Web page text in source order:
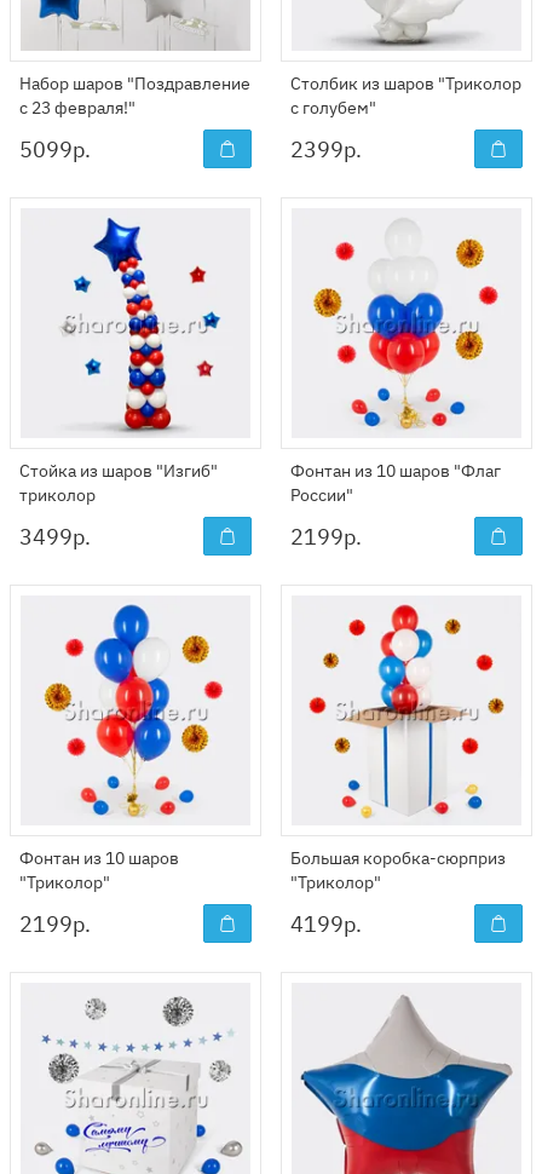
Набор шаров "Поздравление
с 23 февраля!"
5099р.
Столбик из шаров "Триколор
с голубем"
2399р.
Стойка из шаров "Изгиб"
триколор
3499р.
Фонтан из 10 шаров "Флаг
России"
2199р.
Фонтан из 10 шаров
"Триколор"
2199р.
Большая коробка-сюрприз
"Триколор"
4199р.